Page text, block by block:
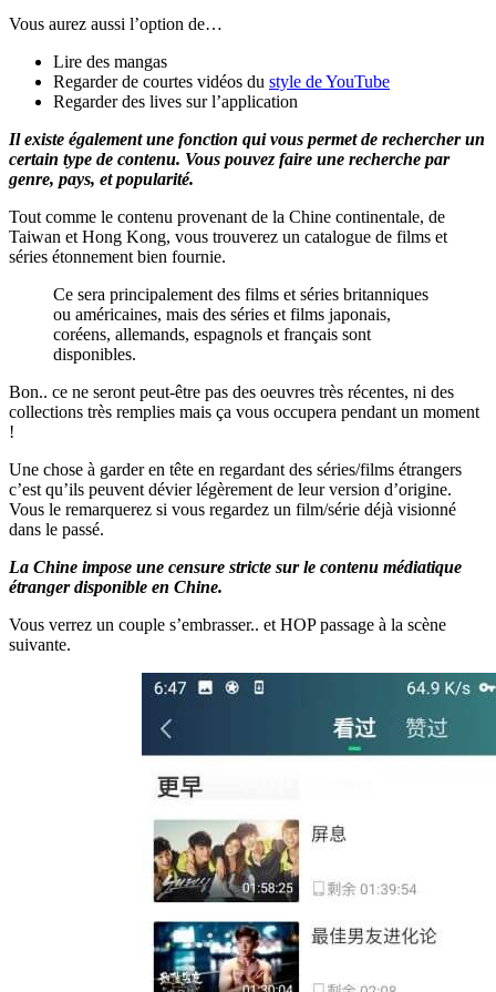
Vous aurez aussi l’option de…
Lire des mangas
Regarder de courtes vidéos du style de YouTube
Regarder des lives sur l’application
Il existe également une fonction qui vous permet de rechercher un
certain type de contenu. Vous pouvez faire une recherche par
genre, pays, et popularité.
Tout comme le contenu provenant de la Chine continentale, de
Taiwan et Hong Kong, vous trouverez un catalogue de films et
séries étonnement bien fournie.
Ce sera principalement des films et séries britanniques
ou américaines, mais des séries et films japonais,
coréens, allemands, espagnols et français sont
disponibles.
Bon.. ce ne seront peut-être pas des oeuvres très récentes, ni des
collections très remplies mais ça vous occupera pendant un moment
!
Une chose à garder en tête en regardant des séries/films étrangers
c’est qu’ils peuvent dévier légèrement de leur version d’origine.
Vous le remarquerez si vous regardez un film/série déjà visionné
dans le passé.
La Chine impose une censure stricte sur le contenu médiatique
étranger disponible en Chine.
Vous verrez un couple s’embrasser.. et HOP passage à la scène
suivante.